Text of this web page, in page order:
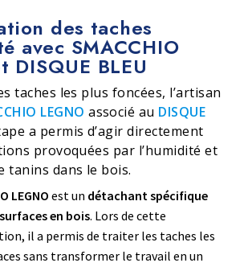
des taches
avec SMACCHIO
DISQUE BLEU
taches les plus foncées, l’artisan
LEGNO associé au DISQUE
a permis d’agir directement
provoquées par l’humidité et
tanins dans le bois.
LEGNO est un détachant spécifique
en bois. Lors de cette
il a permis de traiter les taches les
sans transformer le travail en un